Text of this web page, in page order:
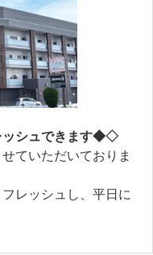
ッシュできます◆◇
ていただいておりま
レッシュし、平日に